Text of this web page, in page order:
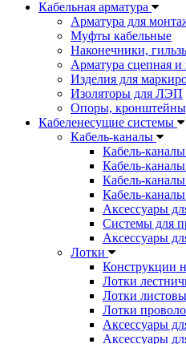
Кабельная арматура
Арматура для
Муфты кабельные
Наконечники,
Арматура сцепная и
Изделия для
Изоляторы для ЛЭП
Опоры,
Кабеленесущие системы
Кабель-каналы
Кабель-
Кабель-
Кабель-
Кабель-
Аксессуары
Системы для
Аксессуары
Лотки
Конструкции
Лотки
Лотки
Лотки
Аксессуары
Аксессуары